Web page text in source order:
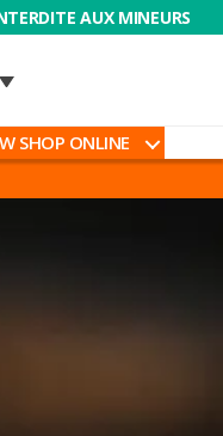
AUX MINEURS
SHOP ONLINE